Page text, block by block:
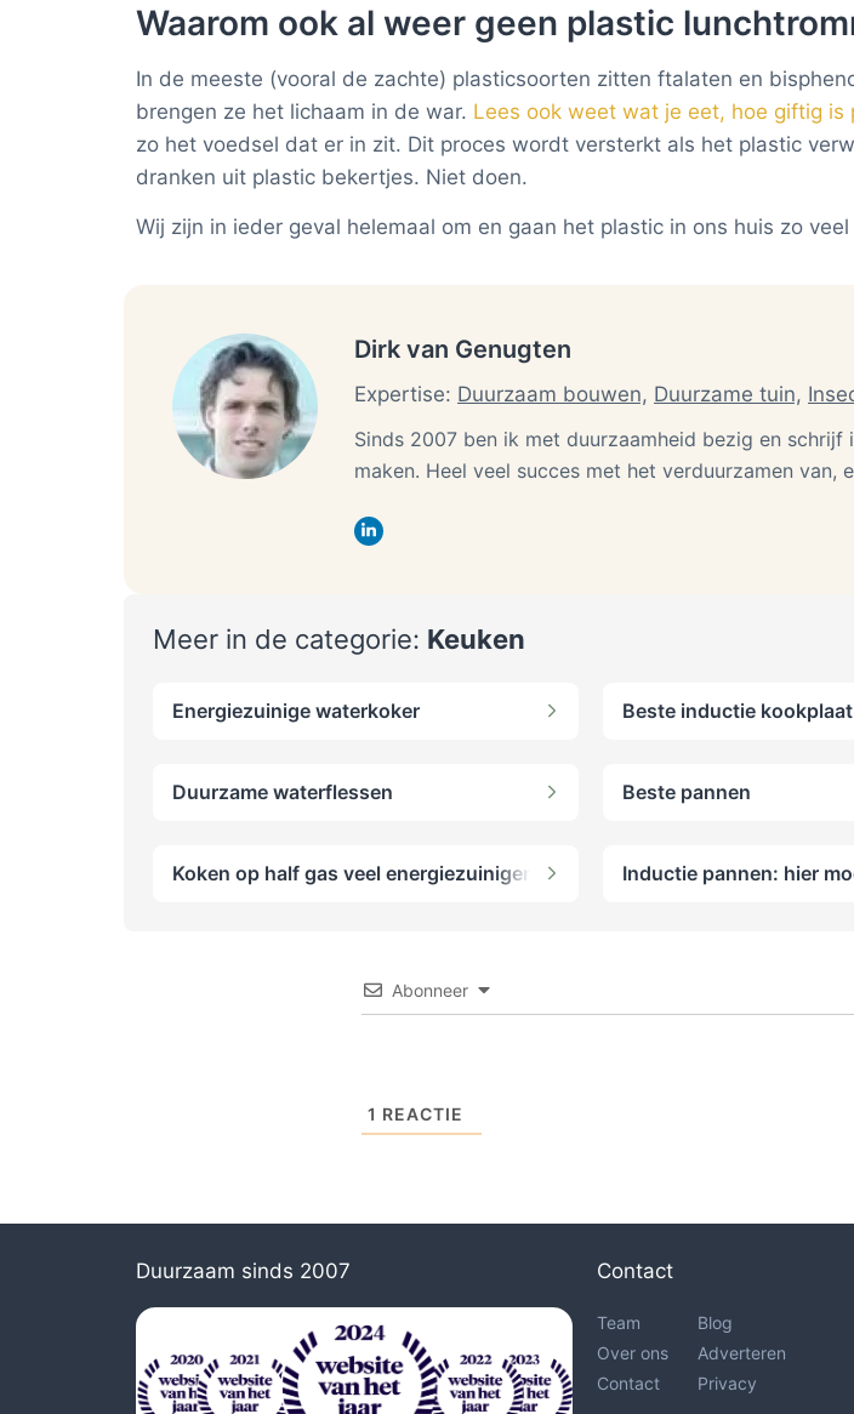
Waarom ook al weer geen plastic
In de meeste (vooral de zachte) plasticsoorten zitten ftalaten en
brengen ze het lichaam in de war. Lees ook weet wat je eet, hoe giftig is
zo het voedsel dat er in zit. Dit proces wordt versterkt als het plastic
dranken uit plastic bekertjes. Niet doen.
Wij zijn in ieder geval helemaal om en gaan het plastic in ons huis zo
Dirk van Genugten
Expertise: Duurzaam bouwen, Duurzame tuin,
Sinds 2007 ben ik met duurzaamheid bezig en
maken. Heel veel succes met het verduurzamen van,
Meer in de categorie: Keuken
Energiezuinige waterkoker Beste inductie kookplaat
Duurzame waterflessen Beste pannen
Koken op half gas veel energiezuiniger Inductie pannen: hier
Abonneer
1 REACTIE
Duurzaam sinds 2007 Contact
Team
Over ons
Contact
Blog
Adverteren
Privacy